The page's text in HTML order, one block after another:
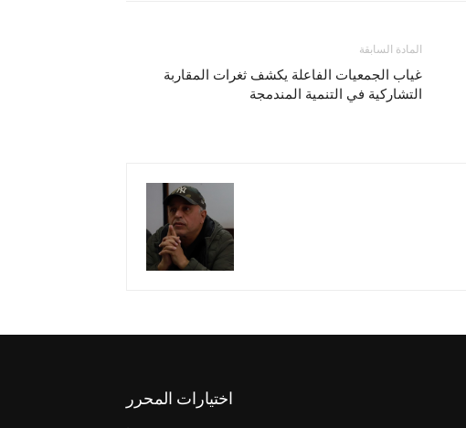
المادة السابقة
غياب الجمعيات الفاعلة يكشف ثغرات المقاربة
التشاركية في التنمية المندمجة
اختيارات المحرر